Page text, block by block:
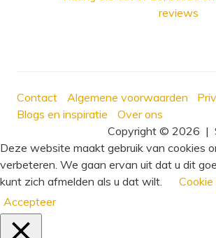
reviews
Contact Algemene voorwaarden
Blogs en inspiratie
Over ons
Copyright © 2026 |
Deze website maakt gebruik van cookies
verbeteren. We gaan ervan uit dat u dit
kunt zich afmelden als u dat wilt.
Accepteer